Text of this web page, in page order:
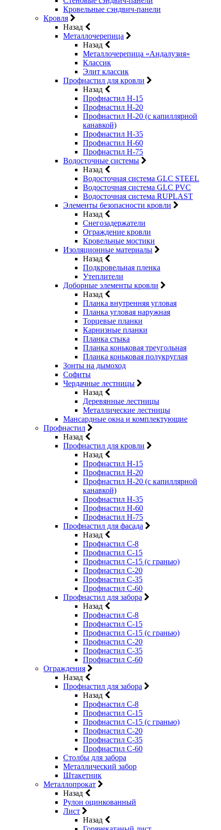
Кровельные сэндвич-панели
Кровля
Назад
Металлочерепица
Назад
Металлочерепица «Андалузия»
Классик
Элит классик
Профнастил для кровли
Назад
Профнастил Н-15
Профнастил Н-20
Профнастил Н-20 (с капиллярной
канавкой)
Профнастил Н-35
Профнастил Н-60
Профнастил Н-75
Водосточные системы
Назад
Водосточная система GLC STEEL
Водосточная система GLC PVC
Водосточная система RUPLAST
Элементы безопасности кровли
Назад
Снегозадержатели
Ограждение кровли
Кровельные мостики
Изоляционные материалы
Назад
Подкровельная пленка
Утеплители
Доборные элементы кровли
Назад
Планка внутренняя угловая
Планка угловая наружная
Торцевые планки
Карнизные планки
Планка стыка
Планка коньковая треугольная
Планка коньковая полукруглая
Зонты на дымоход
Софиты
Чердачные лестницы
Назад
Деревянные лестницы
Металлические лестницы
Мансардные окна и комплектующие
Профнастил
Назад
Профнастил для кровли
Назад
Профнастил Н-15
Профнастил Н-20
Профнастил Н-20 (с капиллярной
канавкой)
Профнастил Н-35
Профнастил Н-60
Профнастил Н-75
Профнастил для фасада
Назад
Профнастил С-8
Профнастил С-15
Профнастил С-15 (с гранью)
Профнастил С-20
Профнастил С-35
Профнастил С-60
Профнастил для забора
Назад
Профнастил С-8
Профнастил С-15
Профнастил С-15 (с гранью)
Профнастил С-20
Профнастил С-35
Профнастил С-60
Ограждения
Назад
Профнастил для забора
Назад
Профнастил С-8
Профнастил С-15
Профнастил С-15 (с гранью)
Профнастил С-20
Профнастил С-35
Профнастил С-60
Столбы для забора
Металлический забор
Штакетник
Металлопрокат
Назад
Рулон оцинкованный
Лист
Назад